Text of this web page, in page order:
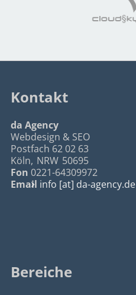
Kontakt
da Agency
Webdesign & SEO
Postfach 62 02 63
Köln, NRW 50695
Fon 0221-64309972
Email info [at] da-agency.de
Bereiche